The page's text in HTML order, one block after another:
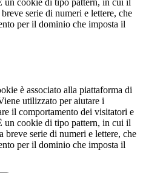
un cookie di tipo pattern, in cui il
serie di numeri e lettere, che
per il dominio che imposta il
è associato alla piattaforma di
utilizzato per aiutare i
il comportamento dei visitatori e
un cookie di tipo pattern, in cui il
breve serie di numeri e lettere, che
per il dominio che imposta il